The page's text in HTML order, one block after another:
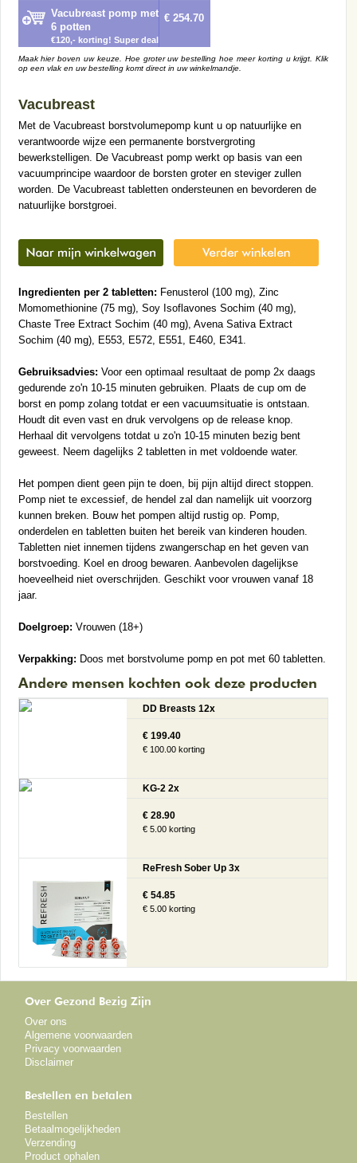
Vacubreast pomp met
6 potten
€120,- korting! Super deal
€ 254.70
Maak hier boven uw keuze. Hoe groter uw bestelling hoe meer korting u krijgt. Klik
op een vlak en uw bestelling komt direct in uw winkelmandje.
Vacubreast
Met de Vacubreast borstvolumepomp kunt u op natuurlijke en
verantwoorde wijze een permanente borstvergroting
bewerkstelligen. De Vacubreast pomp werkt op basis van een
vacuumprincipe waardoor de borsten groter en steviger zullen
worden. De Vacubreast tabletten ondersteunen en bevorderen de
natuurlijke borstgroei.
Ingredienten per 2 tabletten: Fenusterol (100 mg), Zinc
Momomethionine (75 mg), Soy Isoflavones Sochim (40 mg),
Chaste Tree Extract Sochim (40 mg), Avena Sativa Extract
Sochim (40 mg), E553, E572, E551, E460, E341.
Gebruiksadvies: Voor een optimaal resultaat de pomp 2x daags
gedurende zo'n 10-15 minuten gebruiken. Plaats de cup om de
borst en pomp zolang totdat er een vacuumsituatie is ontstaan.
Houdt dit even vast en druk vervolgens op de release knop.
Herhaal dit vervolgens totdat u zo'n 10-15 minuten bezig bent
geweest. Neem dagelijks 2 tabletten in met voldoende water.
Het pompen dient geen pijn te doen, bij pijn altijd direct stoppen.
Pomp niet te excessief, de hendel zal dan namelijk uit voorzorg
kunnen breken. Bouw het pompen altijd rustig op. Pomp,
onderdelen en tabletten buiten het bereik van kinderen houden.
Tabletten niet innemen tijdens zwangerschap en het geven van
borstvoeding. Koel en droog bewaren. Aanbevolen dagelijkse
hoeveelheid niet overschrijden. Geschikt voor vrouwen vanaf 18
jaar.
Doelgroep: Vrouwen (18+)
Verpakking: Doos met borstvolume pomp en pot met 60 tabletten.
Andere mensen kochten ook deze producten
DD Breasts 12x
€ 199.40
€ 100.00 korting
KG-2 2x
€ 28.90
€ 5.00 korting
ReFresh Sober Up 3x
€ 54.85
€ 5.00 korting
Over Gezond Bezig Zijn
Over ons
Algemene voorwaarden
Privacy voorwaarden
Disclaimer
Bestellen en betalen
Bestellen
Betaalmogelijkheden
Verzending
Product ophalen